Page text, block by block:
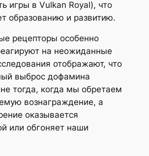
игры в Vulkan Royal), что
образованию и развитию.
рецепторы особенно
на неожиданные
отображают, что
выброс дофамина
тогда, когда мы обретаем
вознаграждение, а
оказывается
или обгоняет наши